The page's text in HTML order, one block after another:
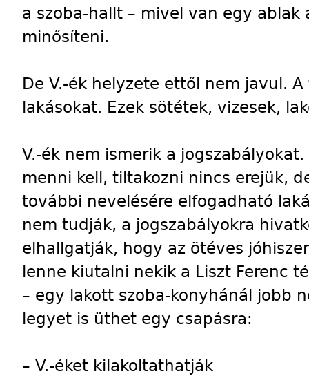
a szoba-hallt – mivel van egy ablak
minősíteni.
De V.-ék helyzete ettől nem javul.
lakásokat. Ezek sötétek, vizesek,
V.-ék nem ismerik a
menni kell, tiltakozni nincs erejük,
további nevelésére elfogadható
nem tudják, a jogszabályokra
elhallgatják, hogy az ötéves
lenne kiutalni nekik a Liszt Ferenc
– egy lakott szoba-konyhánál jobb
legyet is üthet egy csapásra:
– V.-éket kilakoltathatják